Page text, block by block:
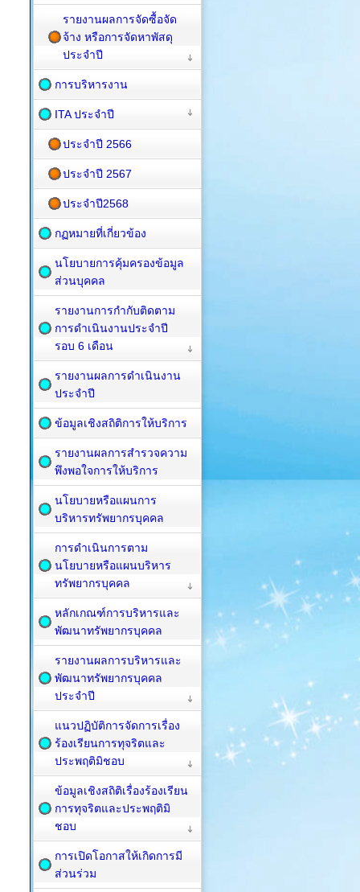
รายงานผลการจัดซื้อจัด
จ้าง หรือการจัดหาพัสดุ
ประจำปี
การบริหารงาน
ITA ประจำปี
ประจำปี 2566
ประจำปี 2567
ประจำปี2568
กฏหมายที่เกี่ยวข้อง
นโยบายการคุ้มครองข้อมูล
ส่วนบุคคล
รายงานการกำกับติดตาม
การดำเนินงานประจำปี
รอบ 6 เดือน
รายงานผลการดำเนินงาน
ประจำปี
ข้อมูลเชิงสถิติการให้บริการ
รายงานผลการสำรวจความ
พึงพอใจการให้บริการ
นโยบายหรือแผนการ
บริหารทรัพยากรบุคคล
การดำเนินการตาม
นโยบายหรือแผนบริหาร
ทรัพยากรบุคคล
หลักเกณฑ์การบริหารและ
พัฒนาทรัพยากรบุคคล
รายงานผลการบริหารและ
พัฒนาทรัพยากรบุคคล
ประจำปี
แนวปฏิบัติการจัดการเรื่อง
ร้องเรียนการทุจริตและ
ประพฤติมิชอบ
ข้อมูลเชิงสถิติเรื่องร้องเรียน
การทุจริตและประพฤติมิ
ชอบ
การเปิดโอกาสให้เกิดการมี
ส่วนร่วม